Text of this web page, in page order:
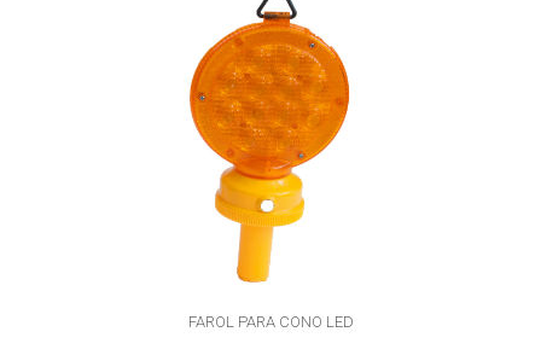
FAROL PARA CONO LED